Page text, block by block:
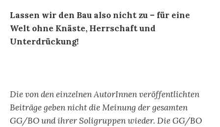
Lassen wir den Bau also nicht zu – für eine
Welt ohne Knäste, Herrschaft und
Unterdrückung!
Die von den einzelnen AutorInnen veröffentlichten
Beiträge geben nicht die Meinung der gesamten
GG/BO und ihrer Soligruppen wieder. Die GG/BO